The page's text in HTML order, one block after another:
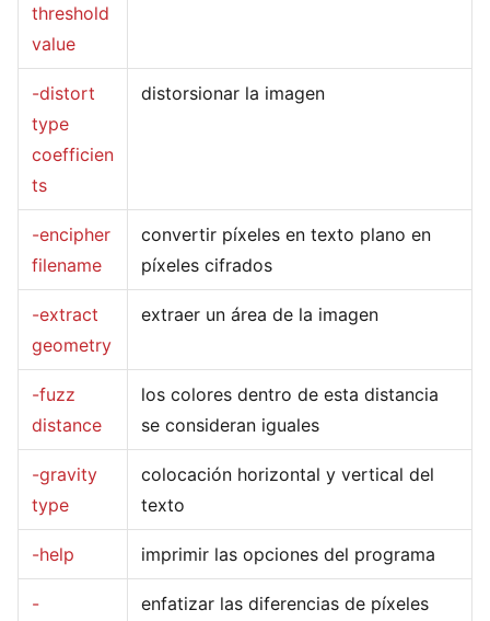
threshold
value
-distort
type
coefficien
ts
distorsionar la imagen
-encipher
filename
convertir píxeles en texto plano en
píxeles cifrados
-extract
geometry
extraer un área de la imagen
-fuzz
distance
los colores dentro de esta distancia
se consideran iguales
-gravity
type
colocación horizontal y vertical del
texto
-help imprimir las opciones del programa
-
enfatizar las diferencias de píxeles